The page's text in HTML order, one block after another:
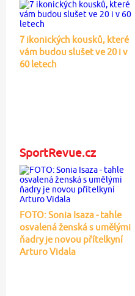
7 ikonických kousků, které
vám budou slušet ve 20 i v
60 letech
SportRevue.cz
FOTO: Sonia Isaza - tahle
osvalená ženská s umělými
ňadry je novou přítelkyní
Arturo Vidala